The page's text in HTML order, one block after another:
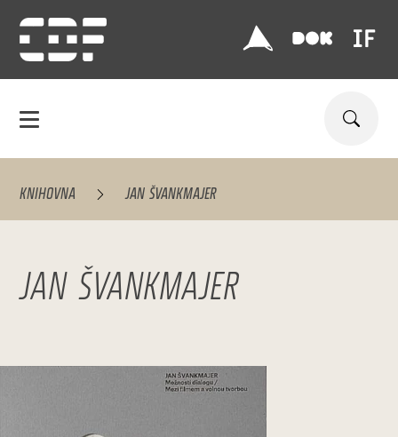
KNIHOVNA JAN ŠVANKMAJER
JAN ŠVANKMAJER